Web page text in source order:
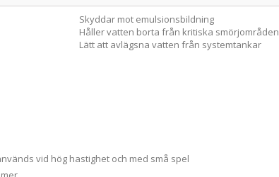
Skyddar mot emulsionsbildning
Håller vatten borta från kritiska smörjområden
Lätt att avlägsna vatten från systemtankar
vid hög hastighet och med små spel